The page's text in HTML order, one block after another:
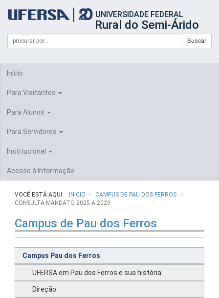
portal
UFERSA
UNIVERSIDADE FEDERAL
Rural do Semi-Árido
Formulário
Busca
Campo
de
Buscar
Início
Para Visitantes
Para Alunos
Para Servidores
Institucional
Acesso à Informação
VOCÊ ESTÁ AQUI: INÍCIO
CAMPUS DE PAU DOS FERROS
CONSULTA MANDATO 2025 A 2029
Campus de Pau dos Ferros
Campus Pau dos Ferros
UFERSA em Pau dos Ferros e sua história
Direção